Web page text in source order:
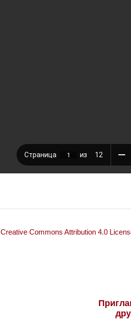
Creative Commons Attribution 4.0